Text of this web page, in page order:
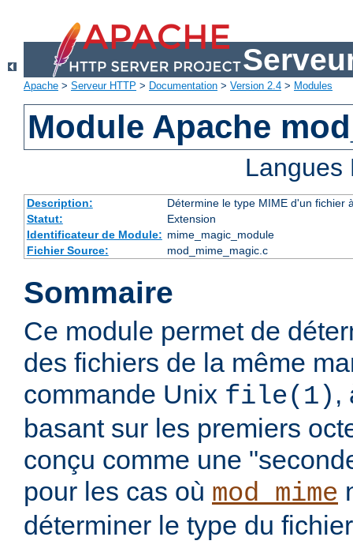
Apache > Serveur HTTP > Documentation > Version 2.4 > Modules
Module Apache
Description:
Détermine le type MIME d'un fichier
Statut:
Extension
Identificateur de Module: mime_magic_module
Fichier Source:
mod_mime_magic.c
Sommaire
Ce module permet de
des fichiers de la même
commande Unix file(1) ,
basant sur les premiers
conçu comme une
pour les cas où mod_mime
déterminer le type du